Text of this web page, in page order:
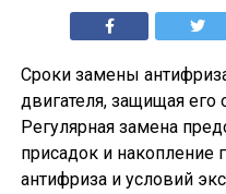
Сроки замены
двигателя, защищая его
Регулярная замена
присадок и накопление
антифриза и условий